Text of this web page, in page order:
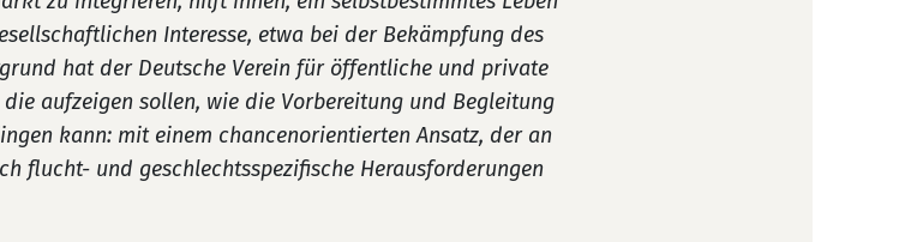
Interesse, etwa bei der Bekämpfung des
hat der Deutsche Verein für öffentliche und private
aufzeigen sollen, wie die Vorbereitung und Begleitung
kann: mit einem chancenorientierten Ansatz, der an
flucht- und geschlechtsspezifische Herausforderungen